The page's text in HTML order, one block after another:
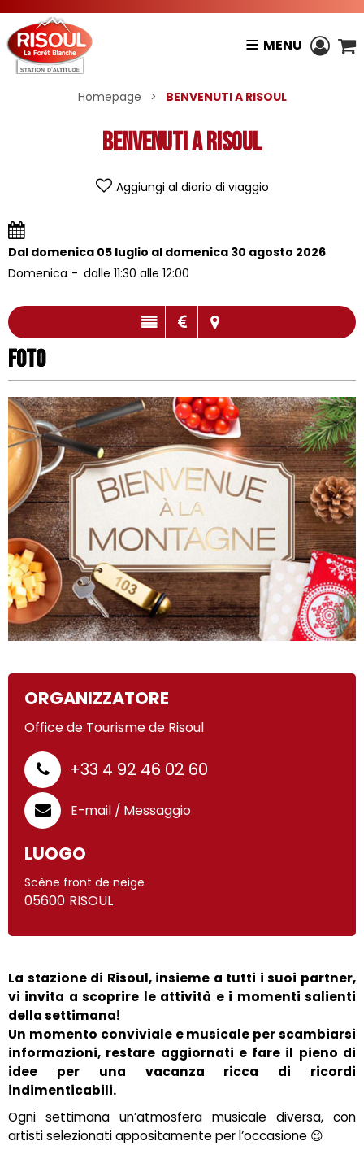
MENU
Homepage > BENVENUTI A RISOUL
BENVENUTI A RISOUL
Aggiungi al diario di viaggio
Dal domenica 05 luglio al domenica 30 agosto 2026
Domenica
dalle 11:30 alle 12:00
Foto
Foto
ORGANIZZATORE
Office de Tourisme de Risoul
+33 4 92 46 02 60
E-mail / Messaggio
LUOGO
Scène front de neige
05600 RISOUL
La stazione di Risoul, insieme a tutti i suoi partner,
vi invita a scoprire le attività e i momenti salienti
della settimana!
Un momento conviviale e musicale per scambiarsi
informazioni, restare aggiornati e fare il pieno di
idee per una vacanza ricca di ricordi
indimenticabili.
Ogni settimana un’atmosfera musicale diversa, con
artisti selezionati appositamente per l’occasione 😉